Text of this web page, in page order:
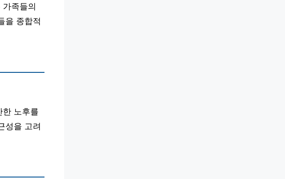
족들의
을 종합적
한 노후를
성을 고려